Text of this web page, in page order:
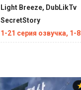
Light Breeze, DubLikTv
SecretStory
1-21 серия озвучка, 1-